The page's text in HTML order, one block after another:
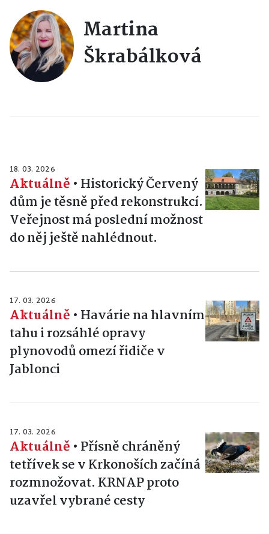
Martina
Škrabálková
18. 03. 2026
Aktuálně • Historický Červený
dům je těsně před rekonstrukcí.
Veřejnost má poslední možnost
do něj ještě nahlédnout.
17. 03. 2026
Aktuálně • Havárie na hlavním
tahu i rozsáhlé opravy
plynovodů omezí řidiče v
Jablonci
17. 03. 2026
Aktuálně • Přísně chráněný
tetřívek se v Krkonoších začíná
rozmnožovat. KRNAP proto
uzavřel vybrané cesty